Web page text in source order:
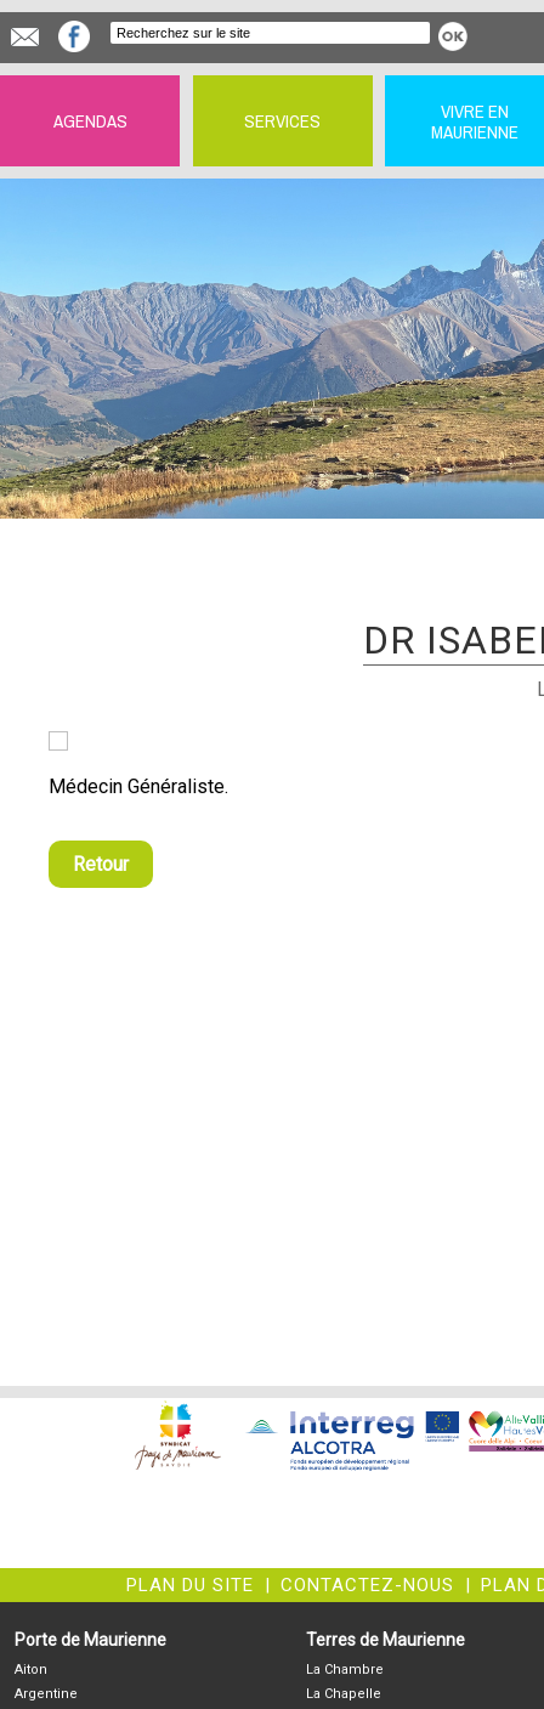
AGENDAS SERVICES
VIVRE EN
MAURIENNE
DR
Médecin Généraliste.
Retour
PLAN DU SITE | CONTACTEZ-NOUS | PLAN
Porte de Maurienne
Aiton
Argentine
Terres de Maurienne
La Chambre
La Chapelle